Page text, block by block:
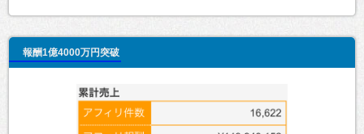
報酬1億4000万円突破